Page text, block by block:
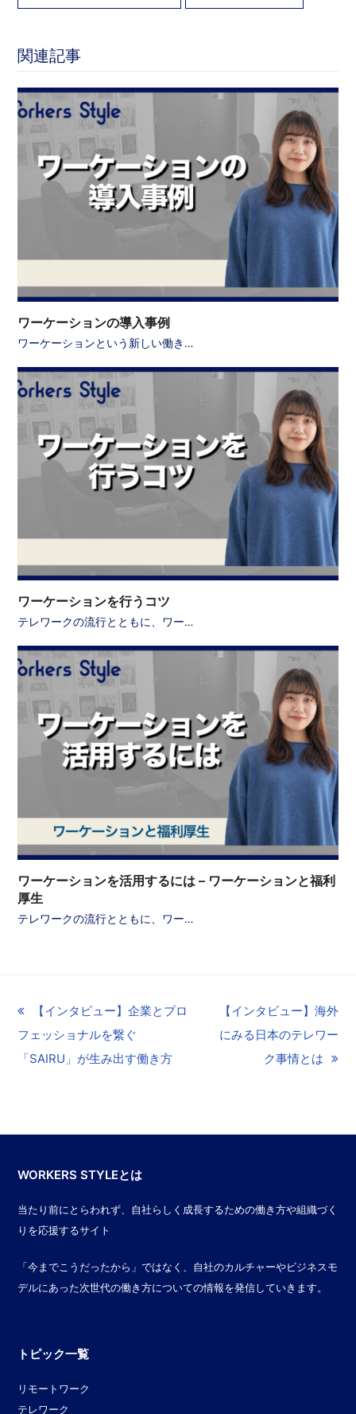
関連記事
ワーケーションの導入事例
ワーケーションという新しい働き…
ワーケーションを行うコツ
テレワークの流行とともに、ワー…
ワーケーションを活用するには – ワーケーションと福利
厚生
テレワークの流行とともに、ワー…
previous
post:
【インタビュー】企業とプロ
フェッショナルを繋ぐ
「SAIRU」が生み出す働き方
next
post:
【インタビュー】海外
にみる日本のテレワー
ク事情とは
WORKERS STYLEとは
当たり前にとらわれず、自社らしく成長するための働き方や組織づく
りを応援するサイト
「今までこうだったから」ではなく、自社のカルチャーやビジネスモ
デルにあった次世代の働き方についての情報を発信していきます。
トピック一覧
リモートワーク
テレワーク